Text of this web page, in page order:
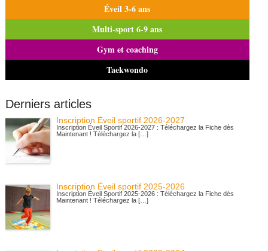
Éveil 3-6 ans
Multi-sport 6-9 ans
Gym et coaching
Taekwondo
Derniers articles
Inscription Éveil sportif 2026-2027
Inscription Éveil Sportif 2026-2027 : Téléchargez la Fiche dès
Maintenant ! Téléchargez la […]
Inscription Éveil sportif 2025-2026
Inscription Éveil Sportif 2025-2026 : Téléchargez la Fiche dès
Maintenant ! Téléchargez la […]